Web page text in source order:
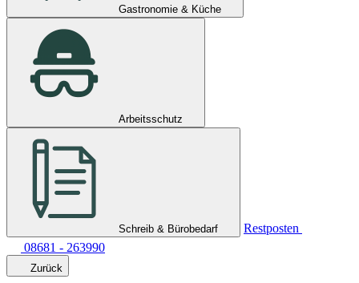
Gastronomie & Küche
Arbeitsschutz
Schreib & Bürobedarf
Restposten
08681 - 263990
Zurück